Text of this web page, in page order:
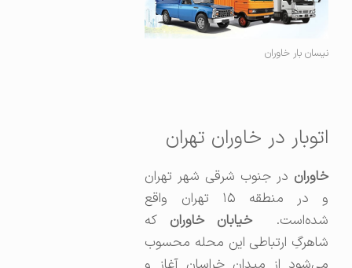
نیسان بار خاوران
اتوبار در خاوران تهران
خاوراندر جنوب شرقی شهر تهران
و در منطقه ۱۵ تهران واقع
شده‌است. خیابان خاورانکه
شاهرگِ ارتباطی این محله محسوب